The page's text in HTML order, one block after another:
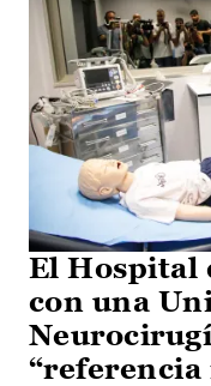
El Hospital
con una
“referencia